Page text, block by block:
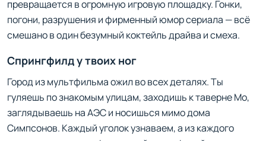
превращается в огромную игровую площадку. Гонки,
погони, разрушения и фирменный юмор сериала — всё
смешано в один безумный коктейль драйва и смеха.
Спрингфилд у твоих ног
Город из мультфильма ожил во всех деталях. Ты
гуляешь по знакомым улицам, заходишь к таверне Мо,
заглядываешь на АЭС и носишься мимо дома
Симпсонов. Каждый уголок узнаваем, а из каждого